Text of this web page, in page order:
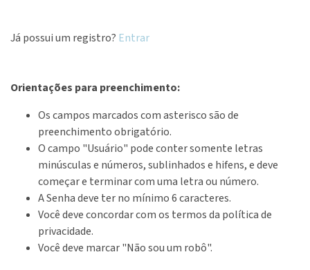
Já possui um registro? Entrar
Orientações para preenchimento:
Os campos marcados com asterisco são de
preenchimento obrigatório.
O campo "Usuário" pode conter somente letras
minúsculas e números, sublinhados e hifens, e deve
começar e terminar com uma letra ou número.
A Senha deve ter no mínimo 6 caracteres.
Você deve concordar com os termos da política de
privacidade.
Você deve marcar "Não sou um robô".